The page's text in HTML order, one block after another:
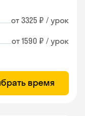
от 3325 ₽ / урок
от 1590 ₽ / урок
время